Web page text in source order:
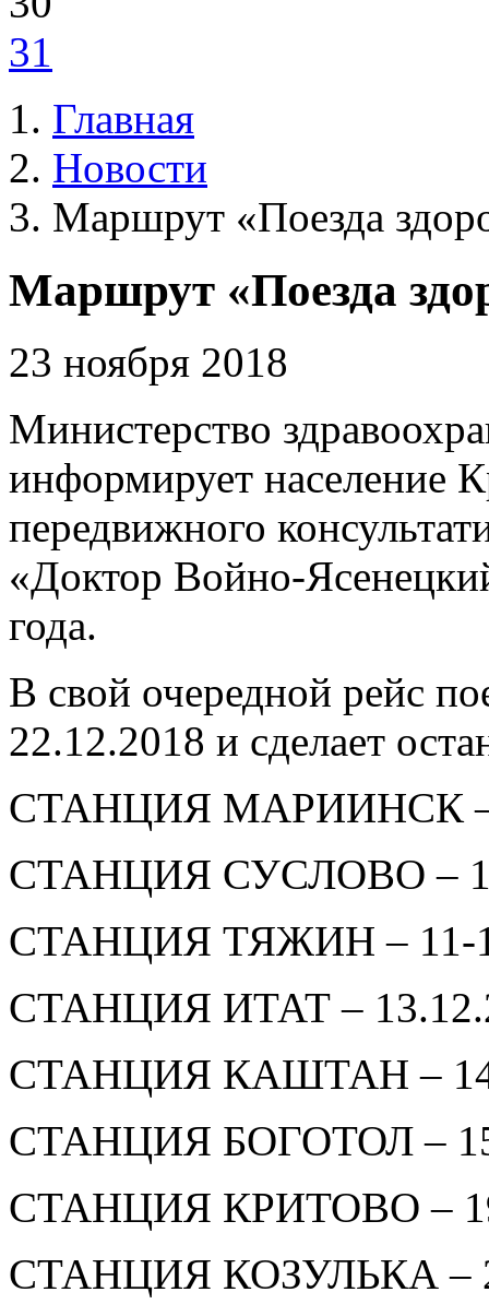
31
Главная
Новости
Маршрут «Поезда
Маршрут «Поезда
23 ноября 2018
Министерство
информирует население
передвижного
«Доктор Войно-
года.
В свой очередной рейс
22.12.2018 и сделает
СТАНЦИЯ МАРИИНСК –
СТАНЦИЯ СУСЛОВО –
СТАНЦИЯ ТЯЖИН – 11-
СТАНЦИЯ ИТАТ –
СТАНЦИЯ КАШТАН –
СТАНЦИЯ БОГОТОЛ –
СТАНЦИЯ КРИТОВО –
СТАНЦИЯ КОЗУЛЬКА –